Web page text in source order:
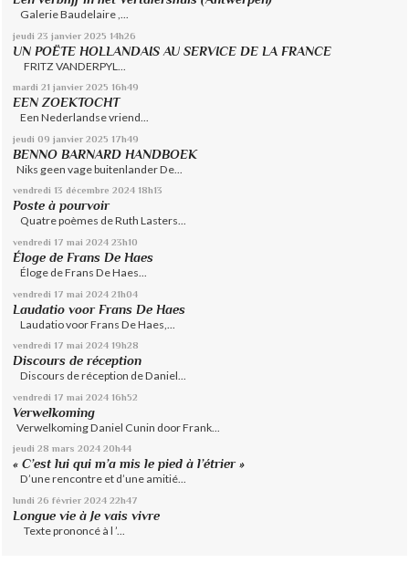
Galerie Baudelaire ,...
jeudi 23 janvier 2025 14h26
UN POËTE HOLLANDAIS AU SERVICE DE LA FRANCE
FRITZ VANDERPYL...
mardi 21 janvier 2025 16h49
EEN ZOEKTOCHT
Een Nederlandse vriend...
jeudi 09 janvier 2025 17h49
BENNO BARNARD HANDBOEK
Niks geen vage buitenlander De...
vendredi 13 décembre 2024 18h13
Poste à pourvoir
Quatre poèmes de Ruth Lasters...
vendredi 17 mai 2024 23h10
Éloge de Frans De Haes
Éloge de Frans De Haes...
vendredi 17 mai 2024 21h04
Laudatio voor Frans De Haes
Laudatio voor Frans De Haes,...
vendredi 17 mai 2024 19h28
Discours de réception
Discours de réception de Daniel...
vendredi 17 mai 2024 16h52
Verwelkoming
Verwelkoming Daniel Cunin door Frank...
jeudi 28 mars 2024 20h44
« C’est lui qui m’a mis le pied à l’étrier »
D’une rencontre et d’une amitié...
lundi 26 février 2024 22h47
Longue vie à Je vais vivre
Texte prononcé à l ’...